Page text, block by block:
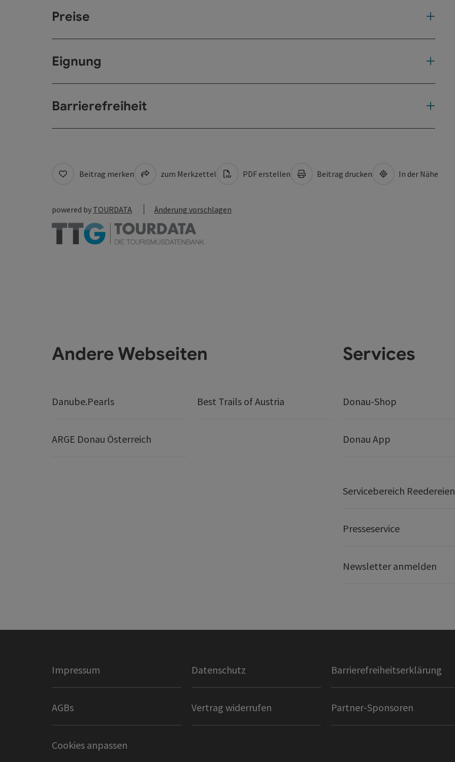
Preise
Eignung
Barrierefreiheit
Beitrag merken zum Merkzettel PDF erstellen Beitrag drucken In der Nähe
powered by TOURDATA Änderung vorschlagen
Andere Webseiten
Danube.Pearls Best Trails of Austria
ARGE Donau Österreich
Services
Donau-Shop
Donau App
Servicebereich Reedereien
Presseservice
Newsletter anmelden
Impressum Datenschutz Barrierefreiheitserklärung
AGBs Vertrag widerrufen Partner-Sponsoren
Cookies anpassen